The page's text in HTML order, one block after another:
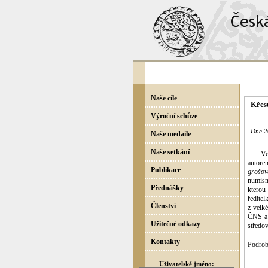
Naše cíle
Výroční schůze
Naše medaile
Naše setkání
Publikace
Přednášky
Členství
Užitečné odkazy
Kontakty
Uživatelské jméno:
Dne
kterou
z
ČNS